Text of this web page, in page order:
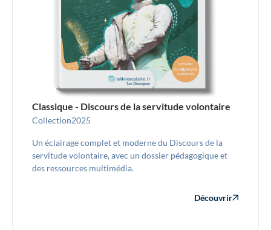
Classique - Discours de la servitude volontaire
Collection2025
Un éclairage complet et moderne du Discours de la
servitude volontaire, avec un dossier pédagogique et
des ressources multimédia.
Découvrir